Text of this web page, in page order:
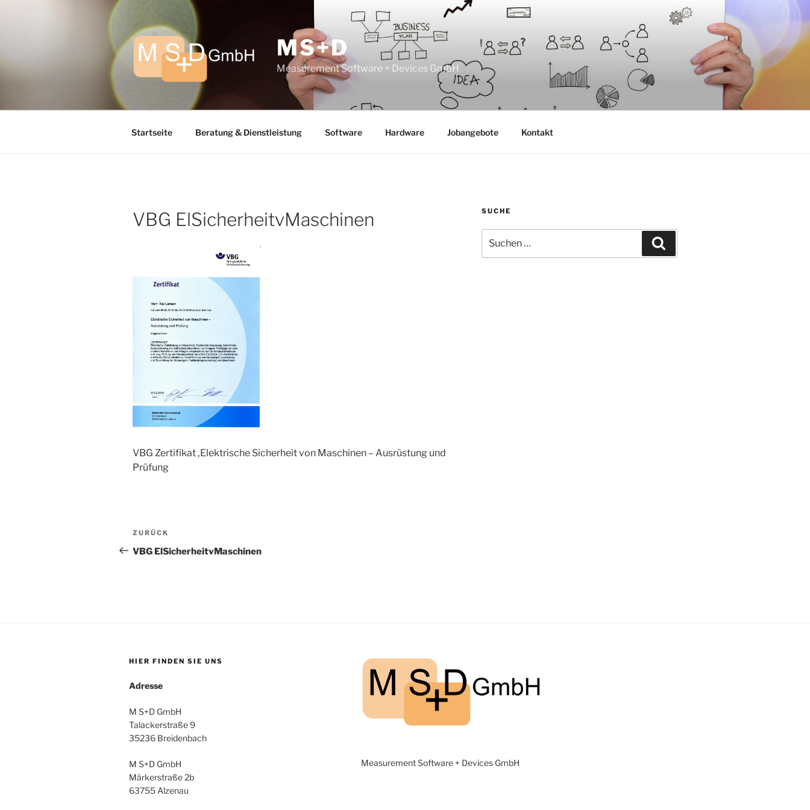
MS+D
Measurement Software + Devices GmbH
Startseite Beratung & Dienstleistung Software Hardware Jobangebote Kontakt
VBG ElSicherheitvMaschinen
VBG Zertifikat ‚Elektrische Sicherheit von Maschinen – Ausrüstung und
Prüfung
Beitragsnavigation
Vorheriger
Beitrag
ZURÜCK
VBG ElSicherheitvMaschinen
SUCHE
nach:
HIER FINDEN SIE UNS
Adresse
M S+D GmbH
Talackerstraße 9
35236 Breidenbach
M S+D GmbH
Märkerstraße 2b
63755 Alzenau
Measurement Software + Devices GmbH